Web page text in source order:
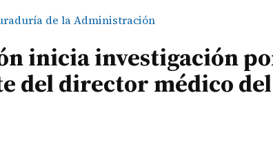
de la Administración
inicia investigación
del director médico del